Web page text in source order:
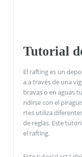
Tutorial
El rafting es un
a a través de una
bravas o en aguas
ndirse con el
rtes utiliza
de reglas. Este
el rafting.